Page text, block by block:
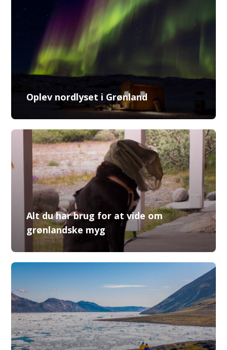
Oplev nordlyset i Grønland
Alt du har brug for at vide om
grønlandske myg